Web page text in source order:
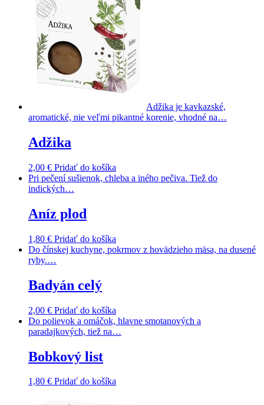
Adžika je kavkazské,
aromatické, nie veľmi pikantné korenie, vhodné na…
Adžika
2,00 € Pridať do košíka
Pri pečení sušienok, chleba a iného pečiva. Tiež do
indických…
Aníz plod
1,80 € Pridať do košíka
Do čínskej kuchyne, pokrmov z hovädzieho mäsa, na dusené
ryby.…
Badyán celý
2,00 € Pridať do košíka
Do polievok a omáčok, hlavne smotanových a
paradajkových, tiež na…
Bobkový list
1,80 € Pridať do košíka